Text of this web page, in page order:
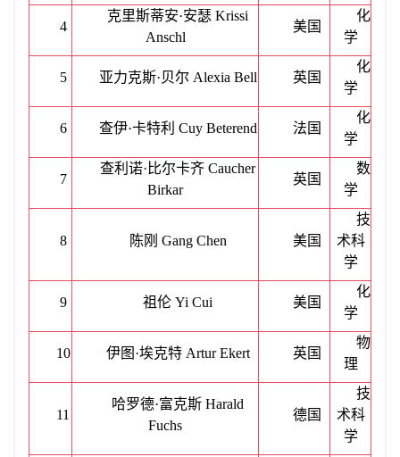
4
克里斯蒂安·安瑟 Krissi
Anschl
美国
化
学
5 亚力克斯·贝尔 Alexia Bell 英国
化
学
6 查伊·卡特利 Cuy Beterend 法国
化
学
7
查利诺·比尔卡齐 Caucher
Birkar
英国
数
学
8 陈刚 Gang Chen 美国
技
术科
学
9 祖伦 Yi Cui 美国
化
学
10 伊图 ·埃克特 Artur Ekert 英国
物
理
11
哈罗德·富克斯 Harald
Fuchs
德国
技
术科
学